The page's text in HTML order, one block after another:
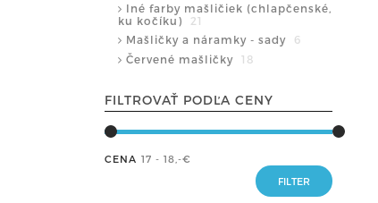
Iné farby mašličiek (chlapčenské,
ku kočíku)
21
Mašličky a náramky - sady
6
Červené mašličky
18
FILTROVAŤ PODĽA CENY
CENA 17 - 18 ,-€